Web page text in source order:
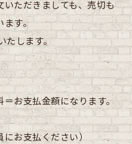
ただきましても、売切も
ます。
たします。
お支払金額になります。
お支払ください）